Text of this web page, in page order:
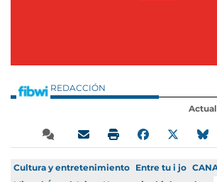
REDACCIÓN
Cultura y entretenimiento Entre tu i jo